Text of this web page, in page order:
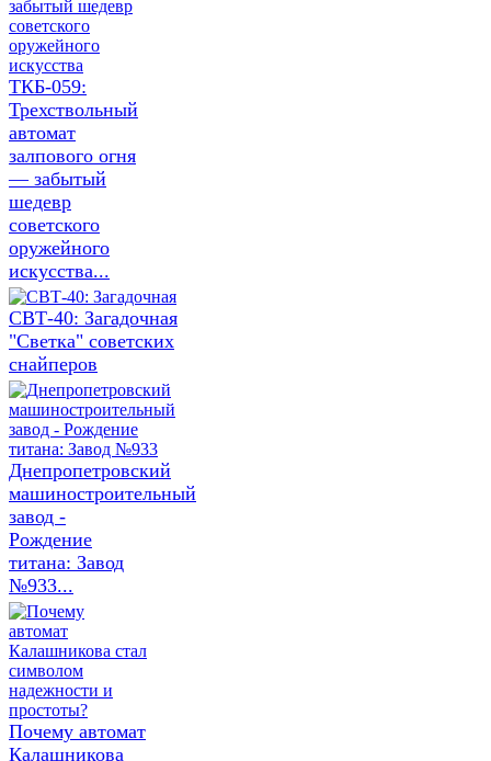
ТКБ-059:
Трехствольный
автомат
залпового огня
— забытый
шедевр
советского
оружейного
искусства...
СВТ-40: Загадочная
"Светка" советских
снайперов
Днепропетровский
машиностроительный
завод -
Рождение
титана: Завод
№933...
Почему автомат
Калашникова